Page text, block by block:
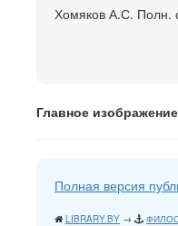
Хомяков А.С. Полн.
Главное
Полная версия
LIBRARY.BY →